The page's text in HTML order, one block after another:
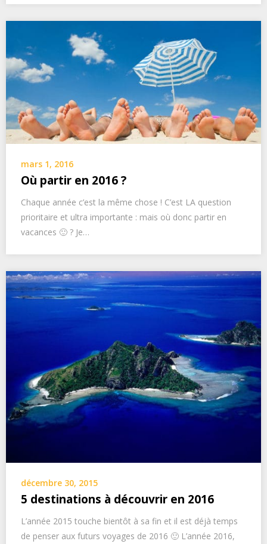
mars 1, 2016
Où partir en 2016 ?
Chaque année c’est la même chose ! C’est LA question
prioritaire et ultra importante : mais où donc partir en
vacances 🙂 ? Je…
décembre 30, 2015
5 destinations à découvrir en 2016
L’année 2015 touche bientôt à sa fin et il est déjà temps
de penser aux futurs voyages de 2016 🙂 L’année 2016,